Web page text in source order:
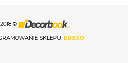
©
SKLEPU: EBEXO